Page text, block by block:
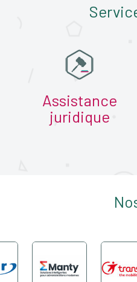
Assistance
juridique